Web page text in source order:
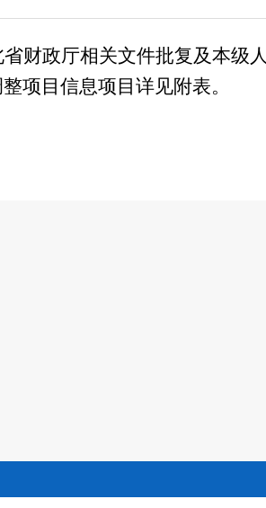
财政厅相关文件批复及本级
项目信息项目详见附表。